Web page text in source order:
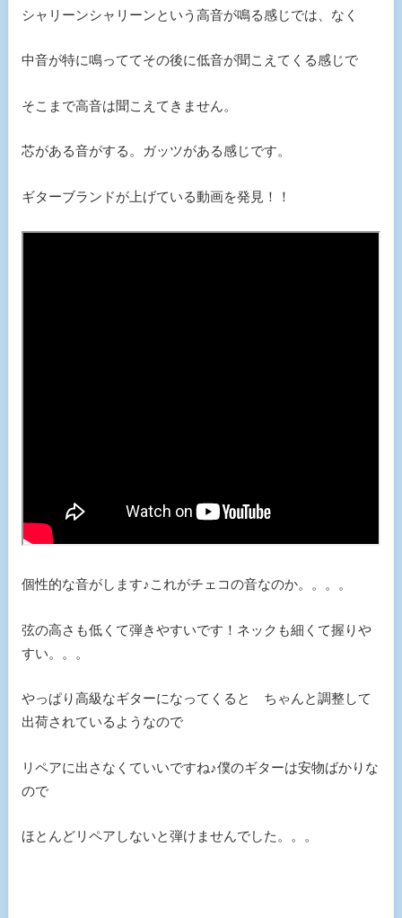
シャリーンシャリーンという高音が鳴る感じでは、なく
中音が特に鳴っててその後に低音が聞こえてくる感じで
そこまで高音は聞こえてきません。
芯がある音がする。ガッツがある感じです。
ギターブランドが上げている動画を発見！！
個性的な音がします♪これがチェコの音なのか。。。。
弦の高さも低くて弾きやすいです！ネックも細くて握りや
すい。。。
やっぱり高級なギターになってくると ちゃんと調整して
出荷されているようなので
リペアに出さなくていいですね♪僕のギターは安物ばかりな
ので
ほとんどリペアしないと弾けませんでした。。。